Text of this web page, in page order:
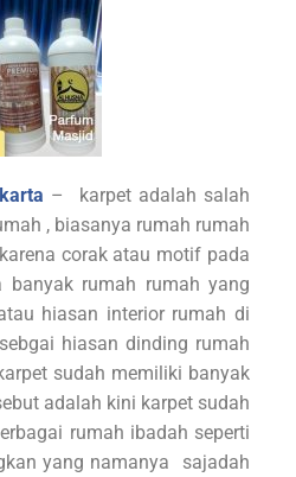
– karpet adalah salah
, biasanya rumah rumah
corak atau motif pada
banyak rumah rumah yang
hiasan interior rumah di
hiasan dinding rumah
sudah memiliki banyak
adalah kini karpet sudah
rumah ibadah seperti
yang namanya sajadah